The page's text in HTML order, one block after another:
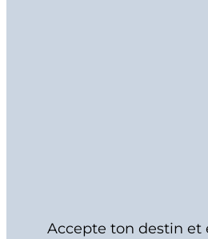
Accepte ton destin et